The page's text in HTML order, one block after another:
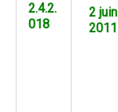
2.4.2.
018
2 juin
2011